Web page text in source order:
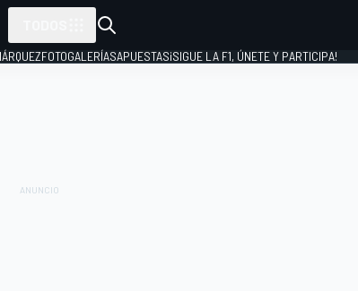
FOTOGALERÍASAPUESTAS¡SIGUE LA F1, ÚNETE Y PARTICIPA!